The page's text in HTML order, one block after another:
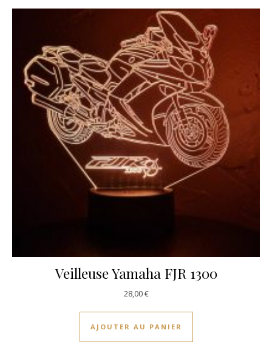
Veilleuse Yamaha FJR 1300
28,00€
AJOUTER AU PANIER